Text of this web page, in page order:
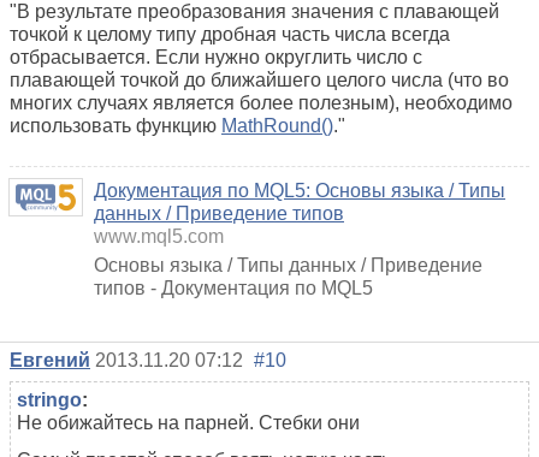
"В результате преобразования значения с плавающей
точкой к целому типу дробная часть числа всегда
отбрасывается. Если нужно округлить число с
плавающей точкой до ближайшего целого числа (что во
многих случаях является более полезным), необходимо
использовать функцию MathRound()."
Документация по MQL5: Основы языка / Типы
данных / Приведение типов
www.mql5.com
Основы языка / Типы данных / Приведение
типов - Документация по MQL5
Евгений 2013.11.20 07:12 #10
stringo:
Не обижайтесь на парней. Стебки они